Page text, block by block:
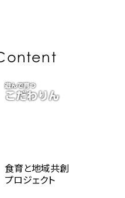
食育と地域共創
プロジェクト